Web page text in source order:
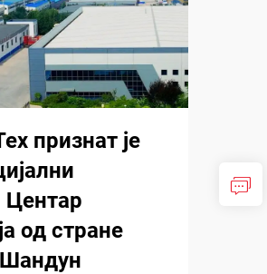
признат је
од стране